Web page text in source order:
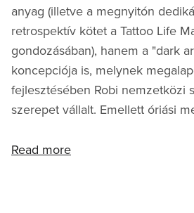
anyag (illetve a megnyitón
retrospektív kötet a Tattoo Life
gondozásában), hanem a "dark
koncepciója is, melynek
fejlesztésében Robi nemzetközi
szerepet vállalt. Emellett óriási
Read more